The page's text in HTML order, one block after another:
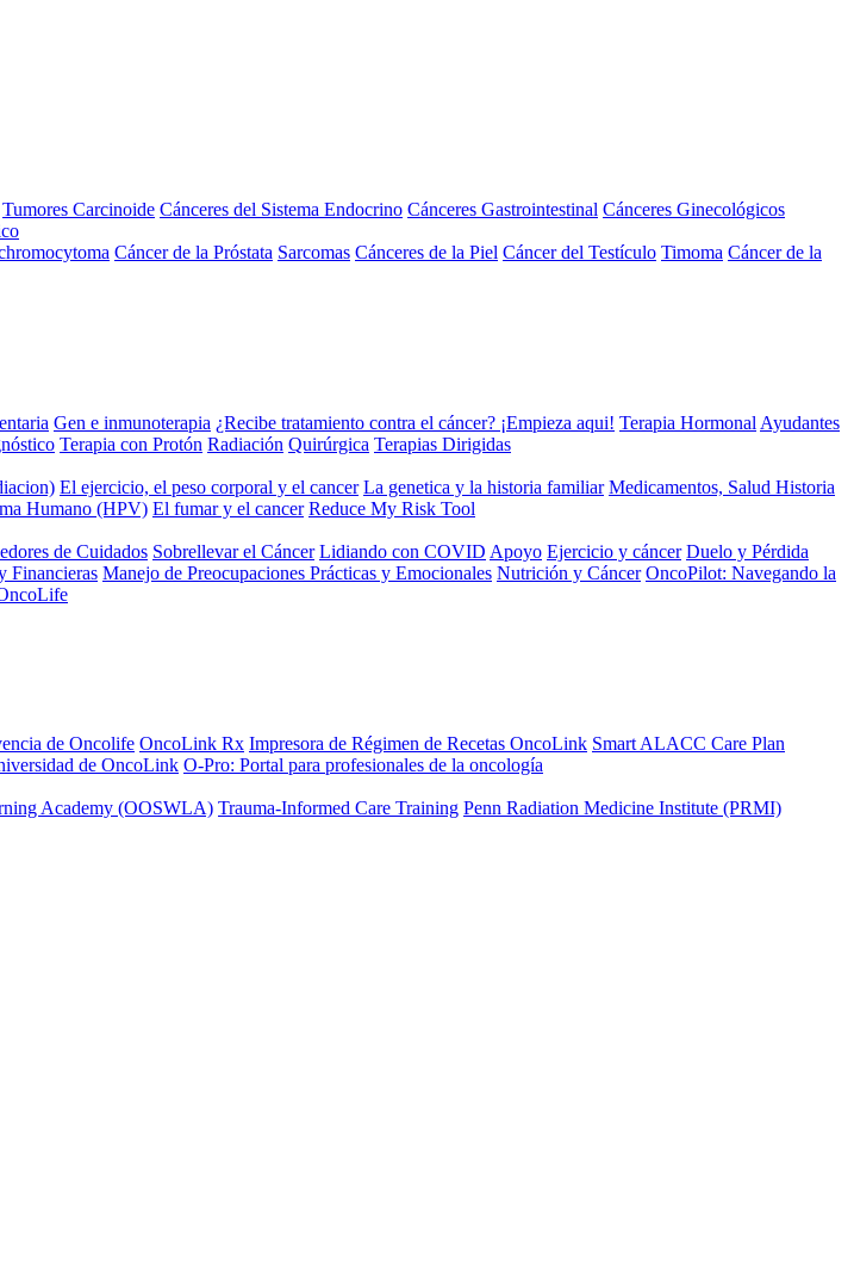
Tumores Carcinoide Cánceres del Sistema Endocrino Cánceres Gastrointestinal Cánceres Ginecológicos
Cáncer de la Próstata Sarcomas Cánceres de la Piel Cáncer del Testículo Timoma Cáncer de la
Gen e inmunoterapia ¿Recibe tratamiento contra el cáncer? ¡Empieza aqui! Terapia Hormonal Ayudantes
Terapia con Protón Radiación Quirúrgica Terapias Dirigidas
El ejercicio, el peso corporal y el cancer La genetica y la historia familiar Medicamentos, Salud Historia
Humano (HPV) El fumar y el cancer Reduce My Risk Tool
de Cuidados Sobrellevar el Cáncer Lidiando con COVID Apoyo Ejercicio y cáncer Duelo y Pérdida
Financieras Manejo de Preocupaciones Prácticas y Emocionales Nutrición y Cáncer OncoPilot: Navegando la
de Oncolife OncoLink Rx Impresora de Régimen de Recetas OncoLink Smart ALACC Care Plan
de OncoLink O-Pro: Portal para profesionales de la oncología
Academy (OOSWLA) Trauma-Informed Care Training Penn Radiation Medicine Institute (PRMI)